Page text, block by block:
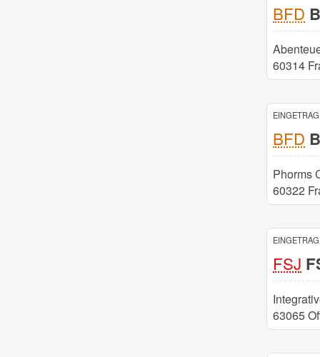
BFD
60314
BFD
Phorms
60322
FSJ
63065